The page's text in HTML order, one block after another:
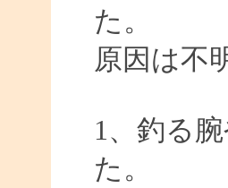
た。
原因は不
1、釣る
た。